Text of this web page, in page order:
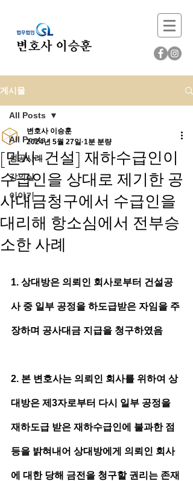
게시물
All Posts
성공사례
강의실
이야기
All Posts
[민사-건설] 재하수급인이
수급인을 상대로 제기한 공
사대금청구에서 수급인을
대리해 항소심에서 전부승
소한 사례
변호사 이승훈
2024년 5월 27일 1분 분량
1. 상대방은 의뢰인 회사로부터 건설공
사 중 일부 공정을 하도급받은 자임을 주
장하며 공사대금 지급을 청구하였음
2. 본 변호사는 의뢰인 회사를 위하여 상
대방은 제3자로부터 다시 일부 공정을
재하도급 받은 재하수급인에 불과한 점
등을 밝혀내어 상대방에게 의뢰인 회사
에 대한 당해 금전을 청구할 권리는 존재